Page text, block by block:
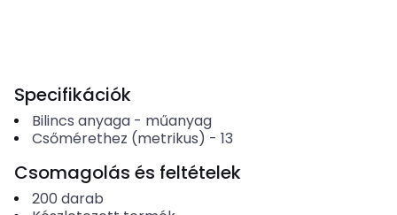
Specifikációk
Bilincs anyaga- műanyag
Csőmérethez (metrikus) - 13
Csomagolás és feltételek
200 darab